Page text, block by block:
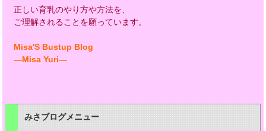
正しい育乳のやり方や方法を、
ご理解されることを願っています。
Misa'S Bustup Blog
―Misa Yuri―
みさブログメニュー